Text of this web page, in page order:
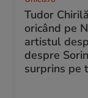
Tudor
oricând pe
artistul
despre
surprins pe